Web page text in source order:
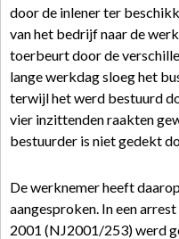
door de inlener ter
van het bedrijf naar de
toerbeurt door de
lange werkdag sloeg het
terwijl het werd bestuurd
vier inzittenden raakten
bestuurder is niet gedekt
De werknemer heeft
aangesproken. In een
2001 (NJ2001/253) werd